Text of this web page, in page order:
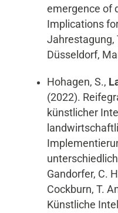
emergence of
Implications
Jahrestagung,
Düsseldorf,
Hohagen, S.,
(2022).
künstlicher
Gandorfer, C.
Cockburn, T.
Künstliche